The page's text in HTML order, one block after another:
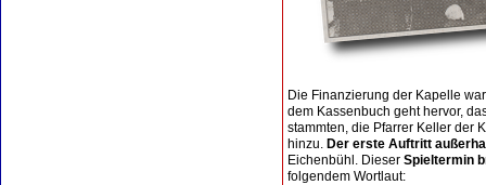
Die Finanzierung der Kapelle
dem Kassenbuch geht hervor,
stammten, die Pfarrer Keller der
hinzu. Der erste Auftritt
Eichenbühl. Dieser Spieltermin
folgendem Wortlaut: